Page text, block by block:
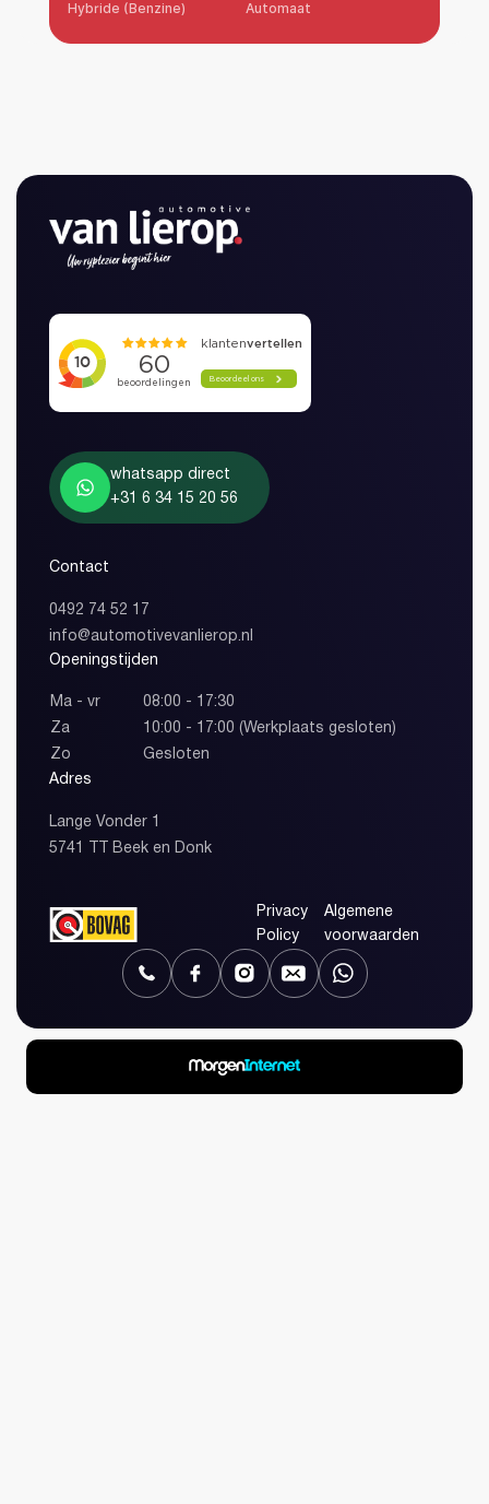
Hybride (Benzine)
Automaat
whatsapp direct
+31 6 34 15 20 56
Contact
0492 74 52 17
info@automotivevanlierop.nl
Openingstijden
Ma - vr
08:00 - 17:30
Za
10:00 - 17:00 (Werkplaats gesloten)
Zo
Gesloten
Adres
Lange Vonder 1
5741 TT Beek en Donk
Privacy
Policy
Algemene
voorwaarden